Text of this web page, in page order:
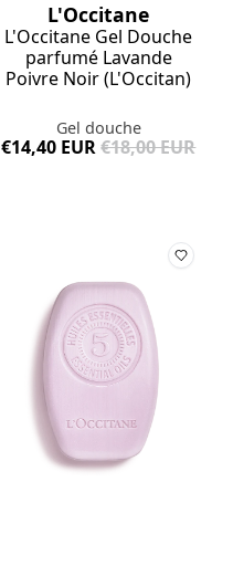
L'Occitane
L'Occitane Gel Douche
parfumé Lavande
Poivre Noir (L'Occitan)
Gel douche
€14,40 EUR€18,00 EUR